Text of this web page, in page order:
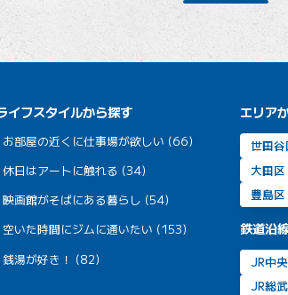
イフスタイルから探す
お部屋の近くに仕事場が欲しい (66)
休日はアートに触れる (34)
映画館がそばにある暮らし (54)
空いた時間にジムに通いたい (153)
銭湯が好き！ (82)
エリア
世田谷
大田区
豊島区
鉄道沿
JR中
JR総